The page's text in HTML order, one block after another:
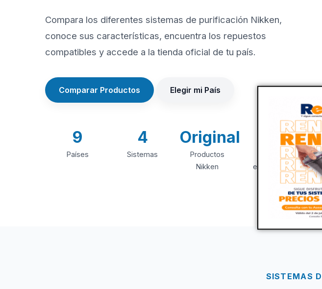
Compara los diferentes sistemas de purificación Nikken,
conoce sus características, encuentra los repuestos
compatibles y accede a la tienda oficial de tu país.
Comparar Productos Elegir mi País
9
Países
4
Sistemas
Original
Productos
Nikken
+20
Años de
experiencia
SISTEMAS